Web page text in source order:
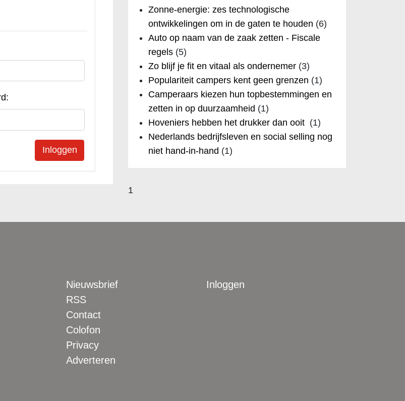
Zonne-energie: zes technologische
ontwikkelingen om in de gaten te houden (6)
Auto op naam van de zaak zetten - Fiscale
regels(5)
Zo blijf je fit en vitaal als ondernemer(3)
Populariteit campers kent geen grenzen (1)
Camperaars kiezen hun topbestemmingen en
zetten in op duurzaamheid (1)
Hoveniers hebben het drukker dan ooit (1)
Nederlands bedrijfsleven en social selling nog
niet hand-in-hand (1)
1
Nieuwsbrief
RSS
Contact
Colofon
Privacy
Adverteren
Inloggen